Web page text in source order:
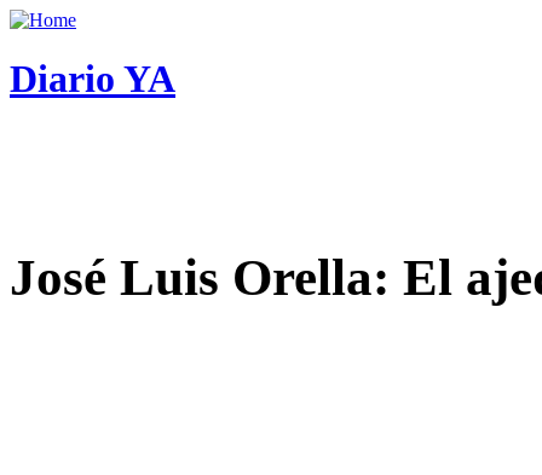
Diario YA
José Luis Orella: El